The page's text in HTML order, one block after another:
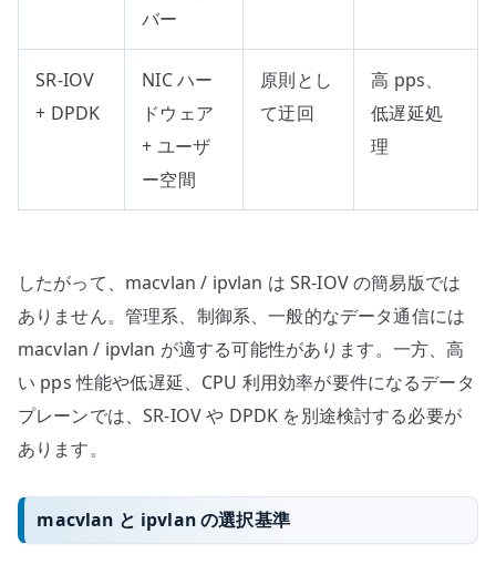
バー
SR-IOV
+ DPDK
NIC ハー
ドウェア
+ ユーザ
ー空間
原則とし
て迂回
高 pps、
低遅延処
理
したがって、macvlan / ipvlan は SR-IOV の簡易版では
ありません。管理系、制御系、一般的なデータ通信には
macvlan / ipvlan が適する可能性があります。一方、高
い pps 性能や低遅延、CPU 利用効率が要件になるデータ
プレーンでは、SR-IOV や DPDK を別途検討する必要が
あります。
macvlan と ipvlan の選択基準